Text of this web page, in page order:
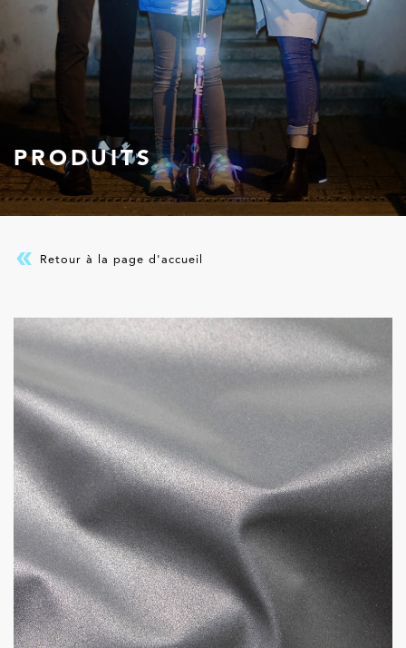
PRODUITS
Retour à la page d'accueil